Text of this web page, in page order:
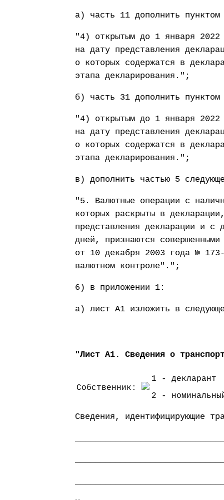
а) часть 11 дополнить
"4) открытым до 1 января
на дату представления
о которых содержатся в
этапа декларирования.";
б) часть 31 дополнить
"4) открытым до 1 января
на дату представления
о которых содержатся в
этапа декларирования.";
в) дополнить частью 5
"5. Валютные операции с
которых раскрыты в
представления декларации и с
дней, признаются
от 10 декабря 2003 года №
валютном контроле".";
6) в приложении 1:
а) лист А1 изложить в
"Лист А1. Сведения о
Собственник:
1 - декларант
2 -
Сведения, идентифицирующие